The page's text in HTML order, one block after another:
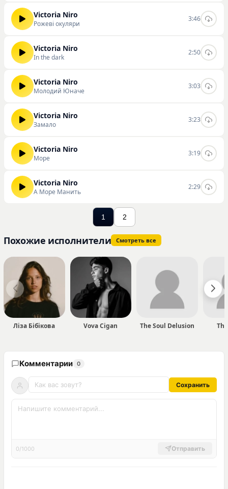
Victoria Niro
Рожеві окуляри
3:46
Victoria Niro
In the dark
2:50
Victoria Niro
Молодий Юначе
3:03
Victoria Niro
Замало
3:23
Victoria Niro
Море
3:19
Victoria Niro
А Море Манить
2:29
1 2
Похожие исполнители Смотреть все
Ліза Бібікова Vova Cigan The Soul Delusion
Комментарии 0
Сохранить
0/1000 Отправить